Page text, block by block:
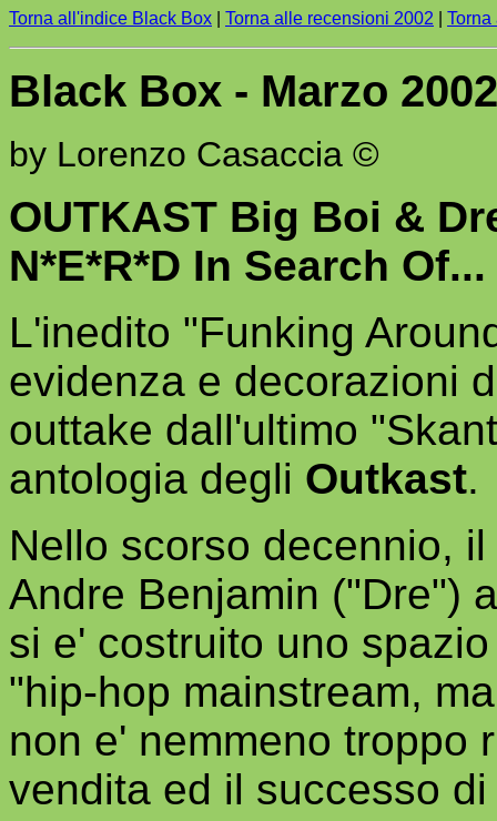
Torna all'indice Black Box Torna alle recensioni 2002
Black Box - Marzo 2002
by Lorenzo Casaccia ©
OUTKAST Big Boi &
N*E*R*D In Search Of...
L'inedito "Funking
evidenza e decorazioni
outtake dall'ultimo
antologia degli Outkast.
Nello scorso decennio,
Andre Benjamin ("Dre")
si e' costruito uno
"hip-hop mainstream,
non e' nemmeno troppo
vendita ed il successo